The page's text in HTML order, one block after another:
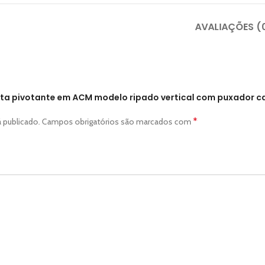
AVALIAÇÕES
pivotante em ACM modelo ripado vertical com puxador
publicado. Campos obrigatórios são marcados com *